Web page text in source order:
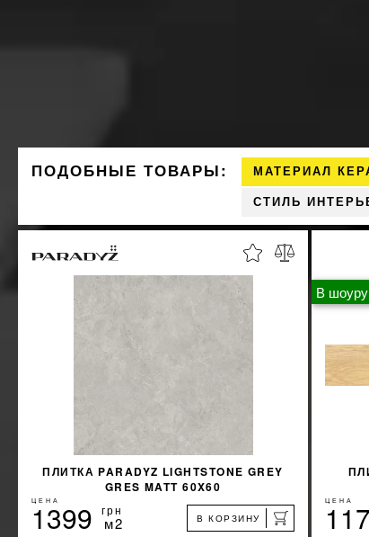
ПОДОБНЫЕ ТОВАРЫ: МАТЕРИАЛ
СТИЛЬ
ПЛИТКА PARADYZ LIGHTSTONE GREY
GRES MATT 60X60
ЦЕНА
1399 грн
м2 В КОРЗИНУ
В
ЦЕНА